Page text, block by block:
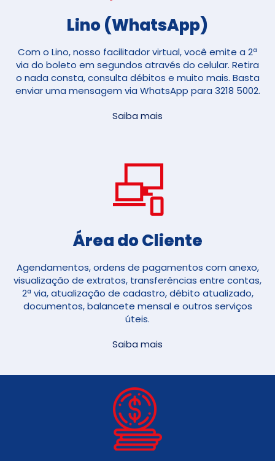
Lino (WhatsApp)
Com o Lino, nosso facilitador virtual, você emite a 2ª
via do boleto em segundos através do celular. Retira
o nada consta, consulta débitos e muito mais. Basta
enviar uma mensagem via WhatsApp para 3218 5002.
Saiba mais
Área do Cliente
Agendamentos, ordens de pagamentos com anexo,
visualização de extratos, transferências entre contas,
2ª via, atualização de cadastro, débito atualizado,
documentos, balancete mensal e outros serviços
úteis.
Saiba mais